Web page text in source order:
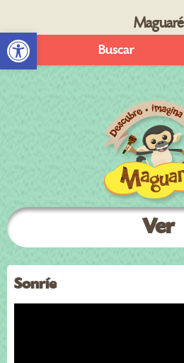
Abrir barra de herramientas
Maguaré
Buscar
Ver
Sonríe